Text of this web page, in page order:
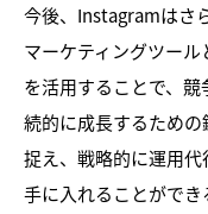
今後、Instagramはさ
マーケティングツー
を活用することで、
続的に成長するため
捉え、戦略的に運用
手に入れることができ